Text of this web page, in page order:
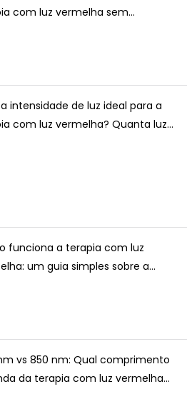
com luz vermelha sem
intensidade de luz ideal para a
com luz vermelha? Quanta luz
funciona a terapia com luz
um guia simples sobre a
vs 850 nm: Qual comprimento
da terapia com luz vermelha